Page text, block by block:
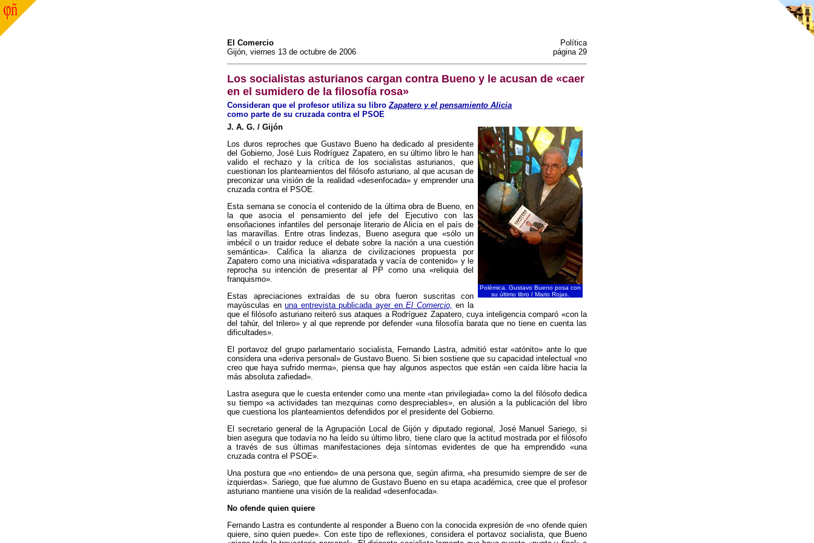
El Comercio
Gijón, viernes 13 de octubre de 2006
Política
página 29
Los socialistas asturianos cargan contra Bueno y le acusan de «caer
en el sumidero de la filosofía rosa»
Consideran que el profesor utiliza su libroZapatero y el pensamiento Alicia
como parte de su cruzada contra el PSOE
Polémica. Gustavo Bueno posa con
su último libro / Mario Rojas.
J. A. G. / Gijón
Los duros reproches que Gustavo Bueno ha dedicado al presidente
del Gobierno, José Luis Rodríguez Zapatero, en su último libro le han
valido el rechazo y la crítica de los socialistas asturianos, que
cuestionan los planteamientos del filósofo asturiano, al que acusan de
preconizar una visión de la realidad «desenfocada» y emprender una
cruzada contra el PSOE.
Esta semana se conocía el contenido de la última obra de Bueno, en
la que asocia el pensamiento del jefe del Ejecutivo con las
ensoñaciones infantiles del personaje literario de Alicia en el país de
las maravillas. Entre otras lindezas, Bueno asegura que «sólo un
imbécil o un traidor reduce el debate sobre la nación a una cuestión
semántica». Califica la alianza de civilizaciones propuesta por
Zapatero como una iniciativa «disparatada y vacía de contenido» y le
reprocha su intención de presentar al PP como una «reliquia del
franquismo».
Estas apreciaciones extraídas de su obra fueron suscritas con
mayúsculas enuna entrevista publicada ayer enEl Comercio, en la
que el filósofo asturiano reiteró sus ataques a Rodríguez Zapatero, cuya inteligencia comparó «con la
del tahúr, del trilero» y al que reprende por defender «una filosofía barata que no tiene en cuenta las
dificultades».
El portavoz del grupo parlamentario socialista, Fernando Lastra, admitió estar «atónito» ante lo que
considera una «deriva personal» de Gustavo Bueno. Si bien sostiene que su capacidad intelectual «no
creo que haya sufrido merma», piensa que hay algunos aspectos que están «en caída libre hacia la
más absoluta zafiedad».
Lastra asegura que le cuesta entender como una mente «tan privilegiada» como la del filósofo dedica
su tiempo «a actividades tan mezquinas como despreciables», en alusión a la publicación del libro
que cuestiona los planteamientos defendidos por el presidente del Gobierno.
El secretario general de la Agrupación Local de Gijón y diputado regional, José Manuel Sariego, si
bien asegura que todavía no ha leído su último libro, tiene claro que la actitud mostrada por el filósofo
a través de sus últimas manifestaciones deja síntomas evidentes de que ha emprendido «una
cruzada contra el PSOE».
Una postura que «no entiendo» de una persona que, según afirma, «ha presumido siempre de ser de
izquierdas». Sariego, que fue alumno de Gustavo Bueno en su etapa académica, cree que el profesor
asturiano mantiene una visión de la realidad «desenfocada».
No ofende quien quiere
Fernando Lastra es contundente al responder a Bueno con la conocida expresión de «no ofende quien
quiere, sino quien puede». Con este tipo de reflexiones, considera el portavoz socialista, que Bueno